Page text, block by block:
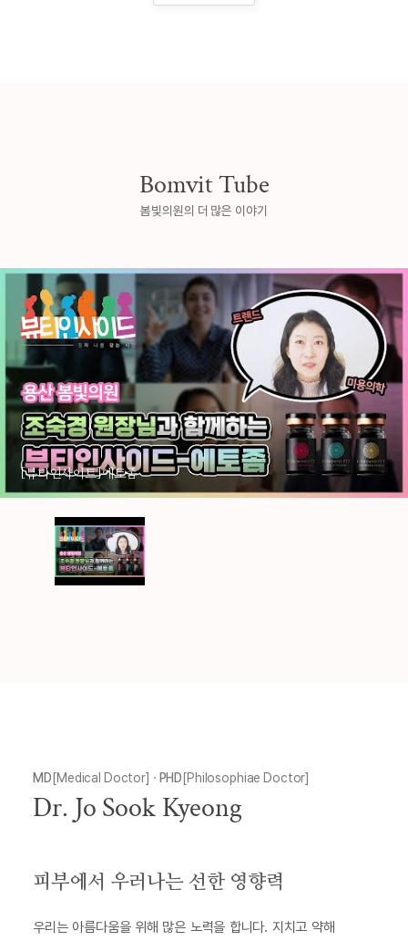
Bomvit Tube
봄빛의원의 더 많은 이야기
[뷰티인사이트]에토좀
MD [Medical Doctor] · PHD [Philosophiae Doctor]
Dr. Jo Sook Kyeong
피부에서 우러나는 선한 영향력
우리는 아름다움을 위해 많은 노력을 합니다. 지치고 약해